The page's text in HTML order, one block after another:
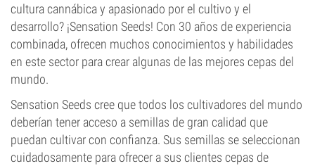
cultura cannábica y apasionado por el cultivo y el
desarrollo? ¡Sensation Seeds! Con 30 años de experiencia
combinada, ofrecen muchos conocimientos y habilidades
en este sector para crear algunas de las mejores cepas del
mundo.
Sensation Seeds cree que todos los cultivadores del mundo
deberían tener acceso a semillas de gran calidad que
puedan cultivar con confianza. Sus semillas se seleccionan
cuidadosamente para ofrecer a sus clientes cepas de